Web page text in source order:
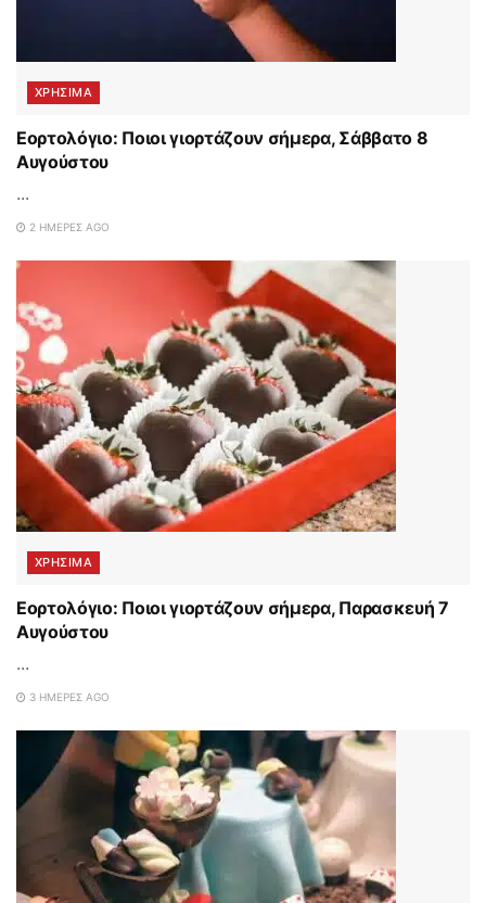
ΧΡΗΣΙΜΑ
Εορτολόγιο: Ποιοι γιορτάζουν σήμερα, Σάββατο 8
Αυγούστου
...
2 ΗΜΈΡΕΣ AGO
ΧΡΗΣΙΜΑ
Εορτολόγιο: Ποιοι γιορτάζουν σήμερα, Παρασκευή 7
Αυγούστου
...
3 ΗΜΈΡΕΣ AGO